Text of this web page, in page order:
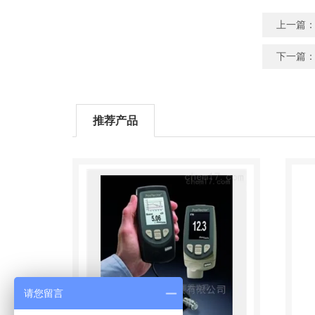
上一篇
下一篇
推荐产品
请您留言